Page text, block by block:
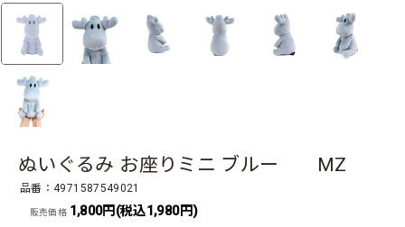
ぬいぐるみ お座りミニ ブルー MZ
品番：4971587549021
販売価格 1,800円(税込1,980円)